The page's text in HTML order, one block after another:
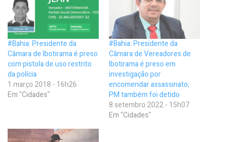
#Bahia: Presidente da
Câmara de Ibotirama é preso
com pistola de uso restrito
da polícia
1 março 2018 - 16h26
Em "Cidades"
#Bahia: Presidente da
Câmara de Vereadores de
Ibotirama é preso em
investigação por
encomendar assassinato;
PM também foi detido
8 setembro 2022 - 15h07
Em "Cidades"